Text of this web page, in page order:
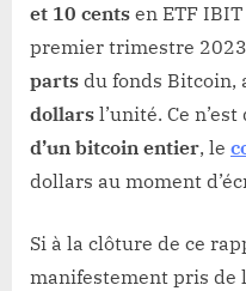
et 10 cents en ETF
premier trimestre
parts du fonds Bitcoin,
dollars l’unité. Ce n’est
d’un bitcoin entier, le
dollars au moment
Si à la clôture de ce
manifestement pris de